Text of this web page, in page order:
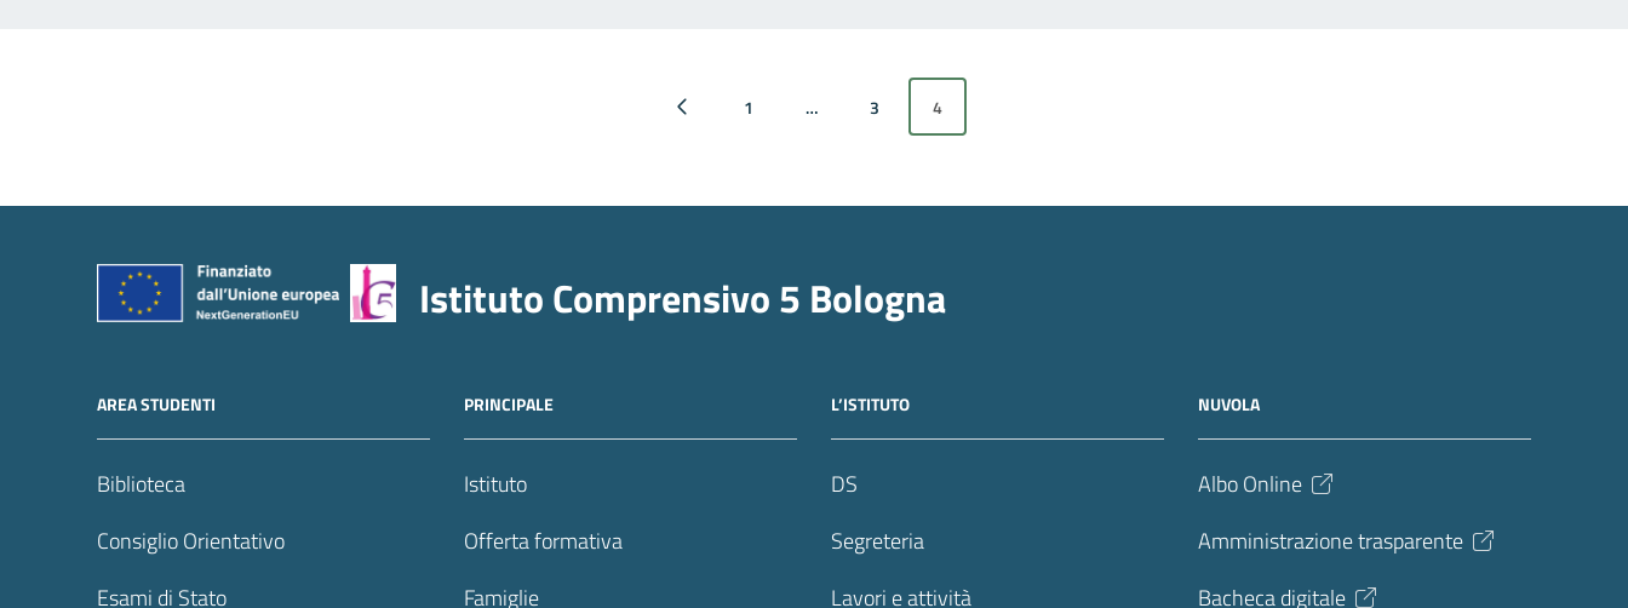
Pagina precedente 1 … 3 4
Istituto Comprensivo 5 Bologna
AREA STUDENTI
Biblioteca
Consiglio Orientativo
Esami di Stato
PRINCIPALE
Istituto
Offerta formativa
Famiglie
L’ISTITUTO
DS
Segreteria
Lavori e attività
NUVOLA
Albo Online
Amministrazione trasparente
Bacheca digitale